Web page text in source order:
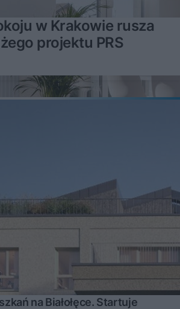
w Krakowie rusza
projektu PRS
na Białołęce. Startuje